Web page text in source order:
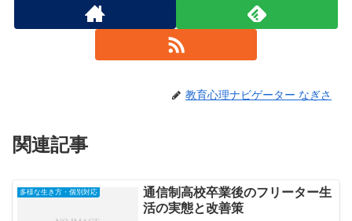
教育心理ナビゲーター なぎさ
関連記事
多様な生き方・個別対応
通信制高校卒業後のフリーター生
活の実態と改善策